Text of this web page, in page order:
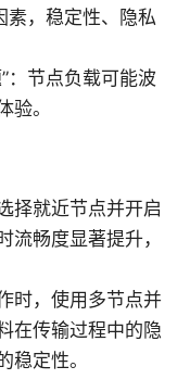
素，稳定性、隐私
：节点负载可能波
验。
择就近节点并开启
流畅度显著提升，
时，使用多节点并
在传输过程中的隐
稳定性。